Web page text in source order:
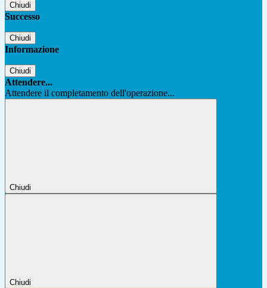
Chiudi
Successo
Chiudi
Informazione
Chiudi
Attendere...
Attendere il completamento dell'operazione...
Chiudi
Chiudi